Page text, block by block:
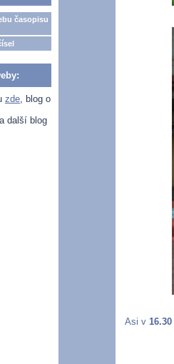
časopisu
zde, blog o
a další blog
Asi v